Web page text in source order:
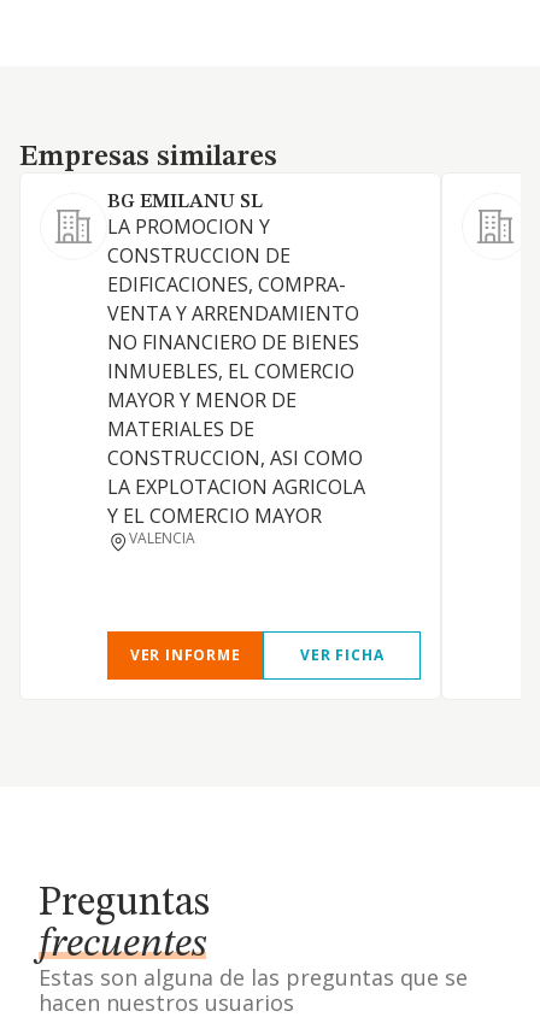
Empresas similares
Empresas similares
BG EMILANU SL
LA PROMOCION Y
CONSTRUCCION DE
EDIFICACIONES, COMPRA-
VENTA Y ARRENDAMIENTO
NO FINANCIERO DE BIENES
INMUEBLES, EL COMERCIO
MAYOR Y MENOR DE
MATERIALES DE
CONSTRUCCION, ASI COMO
LA EXPLOTACION AGRICOLA
Y EL COMERCIO MAYOR
VALENCIA
VER INFORME VER FICHA
Preguntas
frecuentes
Estas son alguna de las preguntas que se
hacen nuestros usuarios